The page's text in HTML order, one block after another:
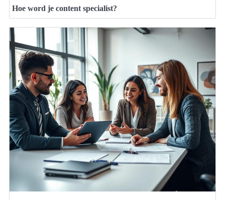
Hoe word je content specialist?